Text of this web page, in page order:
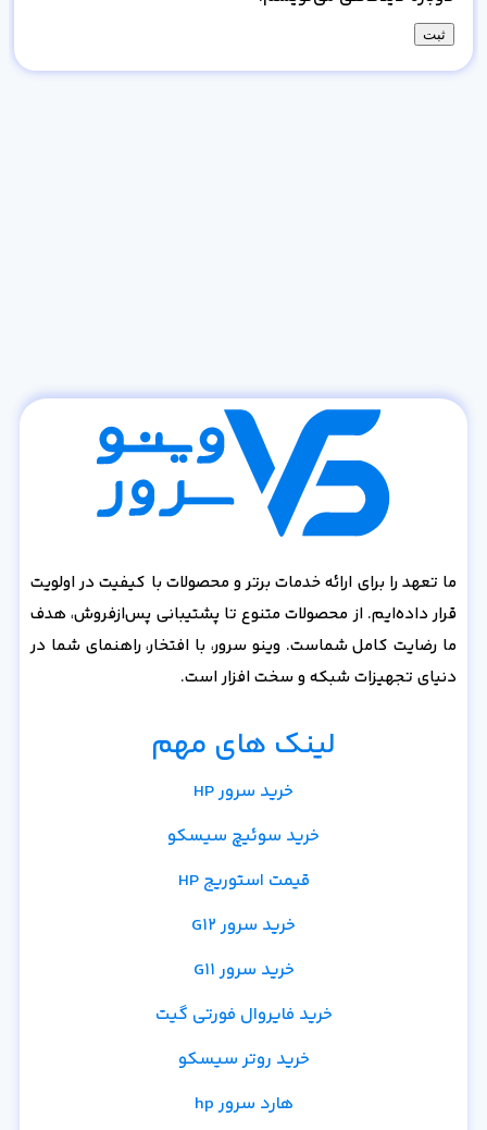
ما تعهد را برای ارائه خدمات برتر و محصولات با کیفیت در اولویت
قرار داده‌ایم. از محصولات متنوع تا پشتیبانی پس‌از‌فروش، هدف
ما رضایت کامل شماست. وینو سرور، با افتخار، راهنمای شما در
دنیای تجهیزات شبکه و سخت افزار است.
لینک های مهم
خرید سرور HP
خرید سوئیچ سیسکو
قیمت استوریج HP
خرید سرور G12
خرید سرور G11
خرید فایروال فورتی گیت
خرید روتر سیسکو
هارد سرور hp